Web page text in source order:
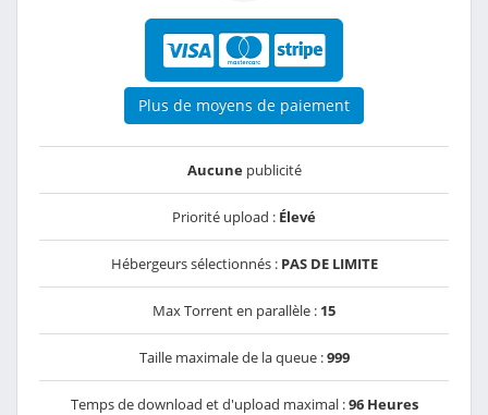
Plus de moyens de paiement
Aucunepublicité
Priorité upload : Élevé
Hébergeurs sélectionnés : PAS DE LIMITE
Max Torrent en parallèle : 15
Taille maximale de la queue :999
Temps de download et d'upload maximal :96 Heures